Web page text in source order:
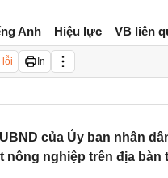
Anh Hiệu lực VB liên
lỗi In
của Ủy ban nhân
nông nghiệp trên địa bàn